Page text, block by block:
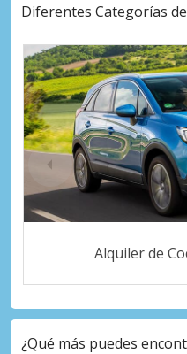
Diferentes Categorías
Alquiler de
¿Qué más puedes